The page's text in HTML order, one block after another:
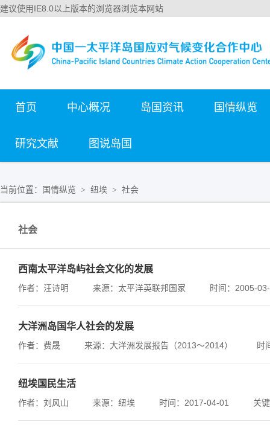
建议使用IE8.0以上版本的浏览器浏览本网站
首页 中心概况 岛国资讯 国情纵览
研究文献 图说岛国
当前位置： 国情纵览 > 纽埃 > 社会
社会
西南太平洋岛屿社会文化的发展
作者：汪诗明 来源：太平洋英联邦国家 时间：2005-
大洋洲岛国华人社会的发展
作者：费晟 来源：大洋洲发展报告（2013～2014） 时
纽埃国民生活
作者：刘风山 来源：纽埃 时间：2017-04-01 关